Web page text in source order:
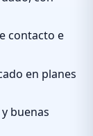
contacto e
en planes
buenas